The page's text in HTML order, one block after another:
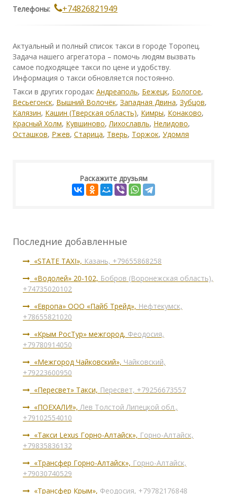
Телефоны:
+74826821949
Актуальный и полный список такси в городе Торопец.
Задача нашего агрегатора – помочь людям вызвать
самое подходящее такси по цене и удобству.
Информация о такси обновляется постоянно.
Такси в других городах: Андреаполь, Бежецк, Бологое,
Весьегонск, Вышний Волочёк, Западная Двина, Зубцов,
Калязин, Кашин (Тверская область), Кимры, Конаково,
Красный Холм, Кувшиново,Лихославль, Нелидово,
Осташков, Ржев, Старица, Тверь, Торжок, Удомля
Раскажите друзьям
Последние добавленные
«STATE TAXI», Казань, +79655868258
«Водолей» 20-102, Бобров (Воронежская область),
+74735020102
«Европа» ООО «Пайб Трейд», Нефтекумск,
+78655821020
«Крым РосТур» межгород, Феодосия,
+79780914050
«Межгород Чайковский», Чайковский,
+79223600950
«Пересвет» Такси, Пересвет, +79256673557
«ПОЕХАЛИ!»,Лев Толстой Липецкой обл.,
+79102554010
«Такси Lexus Горно-Алтайск», Горно-Алтайск,
+79835836132
«Трансфер Горно-Алтайск», Горно-Алтайск,
+79030740529
«Трансфер Крым», Феодосия, +79782176848